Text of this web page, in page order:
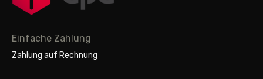
Einfache Zahlung
Zahlung auf Rechnung